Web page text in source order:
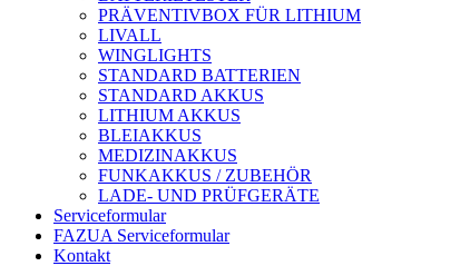
PRÄVENTIVBOX FÜR LITHIUM
LIVALL
WINGLIGHTS
STANDARD BATTERIEN
STANDARD AKKUS
LITHIUM AKKUS
BLEIAKKUS
MEDIZINAKKUS
FUNKAKKUS / ZUBEHÖR
LADE- UND PRÜFGERÄTE
Serviceformular
FAZUA Serviceformular
Kontakt